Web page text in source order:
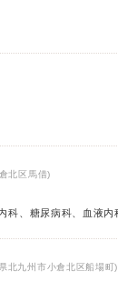
北区馬借)
北九州市小倉北区船場町)